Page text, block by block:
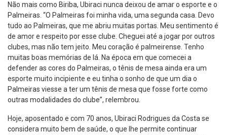
Não mais como Biriba, Ubiraci nunca deixou de amar o esporte e o
Palmeiras. “O Palmeiras foi minha vida, uma segunda casa. Devo
tudo ao Palmeiras, que me abriu muitas portas. Meu sentimento é
de amor e respeito por esse clube. Cheguei até a jogar por outros
clubes, mas não tem jeito. Meu coração é palmeirense. Tenho
muitas boas memórias de lá. Na época em que comecei a
defender as cores do Palmeiras, o tênis de mesa ainda era um
esporte muito incipiente e eu tinha o sonho de que um dia o
Palmeiras viesse a ter um tênis de mesa que fosse forte como
outras modalidades do clube”, relembrou.
Hoje, aposentado e com 70 anos, Ubiraci Rodrigues da Costa se
considera muito bem de saúde, o que lhe permite continuar